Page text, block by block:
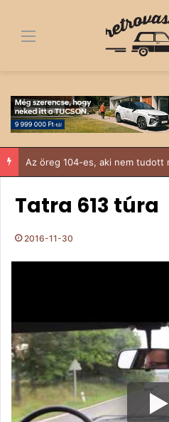
Menü
Az öreg 104-es, aki nem tudott
Tatra 613 túra
2016-11-30